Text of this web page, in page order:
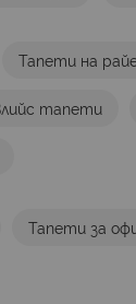
Тапети на
тапети
Тапети за